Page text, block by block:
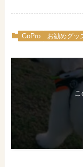
GoPro お勧めグッ